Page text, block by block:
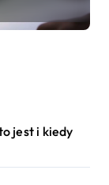
jest i kiedy